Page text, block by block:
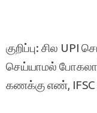
குறிப்பு: சில
செய்யாமல்
கணக்கு எண், IFSC